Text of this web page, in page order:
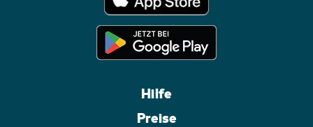
Hilfe
Preise